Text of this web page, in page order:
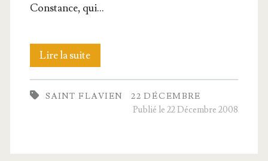
Constance, qui…
Lire la suiteSaint
Fla­
vien,
SAINT FLAVIEN
22 DÉCEMBRE
Publié le 22 Décembre 2008